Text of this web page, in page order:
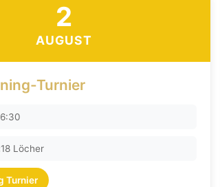
2
AUGUST
Turnier
18 Löcher
Turnier